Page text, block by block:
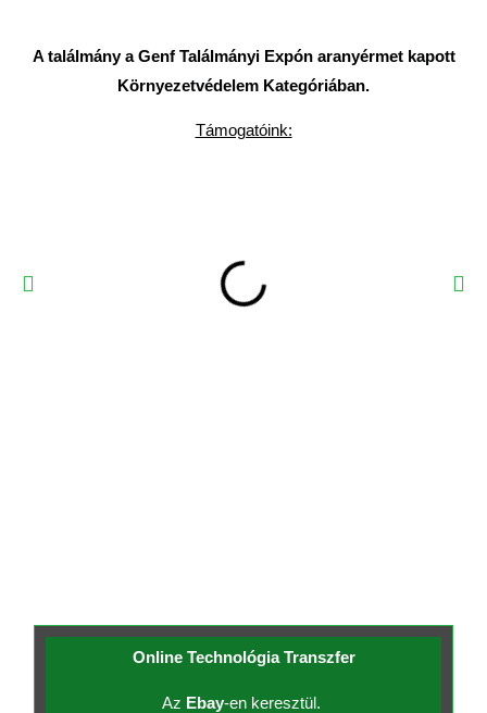
A találmány a Genf Találmányi Expón aranyérmet kapott
Környezetvédelem Kategóriában.
Támogatóink:
Online Technológia Transzfer
Az Ebay-en keresztül.